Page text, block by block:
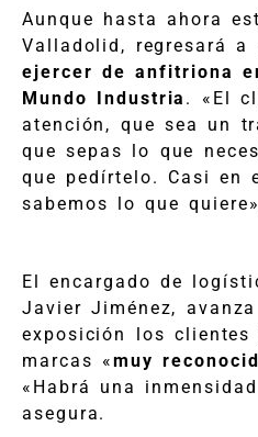
Aunque hasta ahora
Valladolid, regresará
ejercer de anfitriona
Mundo Industria . «El
atención, que sea un
que sepas lo que
que pedírtelo. Casi en
sabemos lo que
El encargado de
Javier Jiménez,
exposición los clientes
marcas «muy
«Habrá una
asegura.